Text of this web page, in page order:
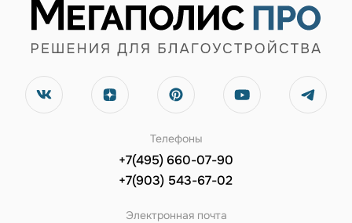
Телефоны
+7(495) 660-07-90
+7(903) 543-67-02
Электронная почта